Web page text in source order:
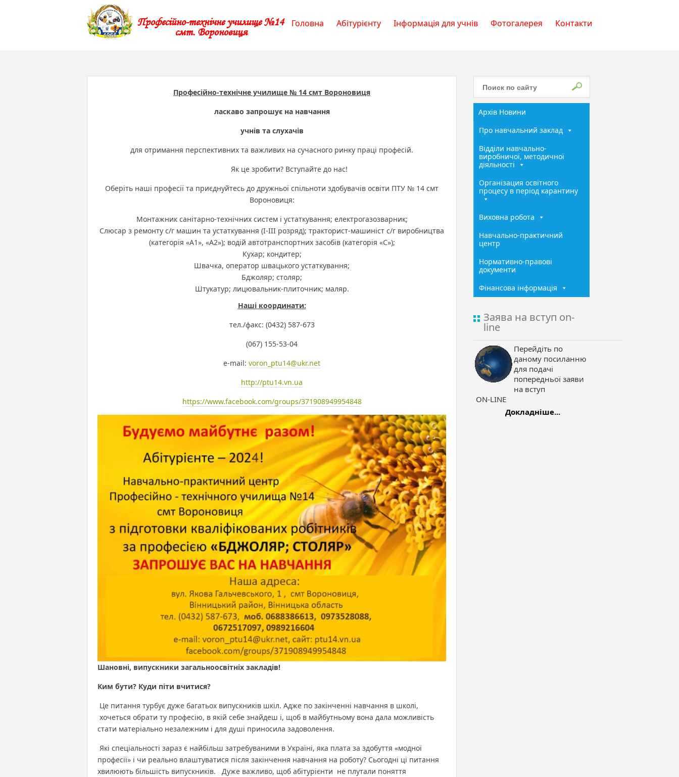
Професійно-технічне училище №14
смт. Вороновиця
Головна Абітурієнту Інформація для учнів Фотогалерея Контакти
Професійно-технічне училище № 14 смт Вороновиця
ласкаво запрошує на навчання
учнів та слухачів
для отримання перспективних та важливих на сучасного ринку праці професій.
Як це зробити? Вступайте до нас!
Оберіть наші професії та приєднуйтесь до дружньої спільноти здобувачів освіти ПТУ № 14 смт
Вороновиця:
Монтажник санітарно-технічних систем і устаткування; електрогазозварник;
Слюсар з ремонту с/г машин та устаткування (І-ІІІ розряд); тракторист-машиніст с/г виробництва
(категорія «А1», «А2»); водій автотранспортних засобів (категорія «С»);
Кухар; кондитер;
Швачка, оператор швацького устаткування;
Бджоляр; столяр;
Штукатур; лицювальник-плиточник; маляр.
Наші координати:
тел./факс: (0432) 587-673
(067) 155-53-04
е-mail: voron_ptu14@ukr.net
http://ptu14.vn.ua
https://www.facebook.com/groups/371908949954848
Шановні, випускники загальноосвітніх закладів!
Ким бути? Куди піти вчитися?
Це питання турбує дуже багатьох випускників шкіл. Адже по закінченні навчання в школі,
хочеться обрати ту професію, в якій себе знайдеш і, щоб в майбутньому вона дала можливість
стати матеріально незалежним і для душі приносила задоволення.
Які спеціальності зараз є найбільш затребуваними в Україні, яка плата за здобуття «модної
професії» і чи реально влаштуватися після закінчення навчання на роботу? Сьогодні ці питання
хвилюють більшість випускників. Дуже важливо, щоб абітурієнти не плутали поняття
Архів Новини
Про навчальний заклад
Відділи навчально-
виробничої, методичної
діяльності
Організация освітного
процесу в період карантину
Виховна робота
Навчально-практичний
центр
Нормативно-правові
документи
Фінансова інформація
Заява на вступ on-
line
Перейдіть по
даному посиланню
для подачі
попередньої заяви
на вступ
ON-LINE
Докладніше...